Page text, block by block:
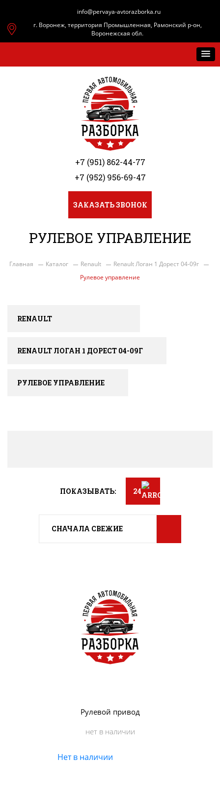
info@pervaya-avtorazborka.ru
г. Воронеж, территория Промышленная, Рамонский р-он,
Воронежская обл.
ЗАКАЗАТЬ ЗВОНОК
+7 (951) 862-44-77
+7 (952) 956-69-47
РУЛЕВОЕ УПРАВЛЕНИЕ
Главная Каталог Renault
Renault Логан 1 Дорест 04-09г
Рулевое управление
RENAULT
RENAULT ЛОГАН 1 ДОРЕСТ 04-09Г
РУЛЕВОЕ УПРАВЛЕНИЕ
ПОКАЗЫВАТЬ: 24
СНАЧАЛА СВЕЖИЕ
Рулевой привод
нет в наличии
Нет в наличии